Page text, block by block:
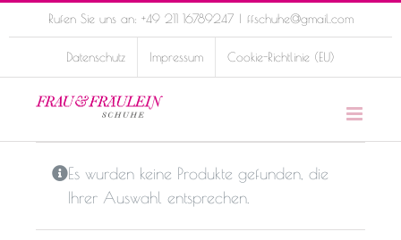
to
Rufen Sie uns an: +49 211 16789247 | ffschuhe@gmail.com
Datenschutz Impressum Cookie-Richtlinie (EU)
Es wurden keine Produkte gefunden, die
Ihrer Auswahl entsprechen.